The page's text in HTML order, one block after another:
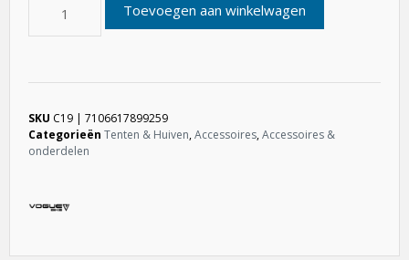
Toevoegen aan winkelwagen
SKU C19 | 7106617899259
Categorieën Tenten & Huiven,Accessoires,Accessoires &
onderdelen